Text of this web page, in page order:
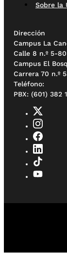
Sobre la
Dirección
Campus La
Calle 8 n.º 5-80
Campus El
Carrera 70 n.º
Teléfono:
PBX: (601) 382